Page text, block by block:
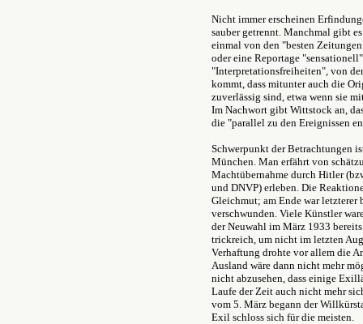
Nicht immer erscheinen
sauber getrennt. Manchmal gibt
einmal von den "besten
oder eine Reportage
"Interpretationsfreiheiten", von
kommt, dass mitunter auch die
zuverlässig sind, etwa wenn sie
Im Nachwort gibt Wittstock an,
die "parallel zu den Ereignissen
Schwerpunkt der Betrachtungen
München. Man erfährt von
Machtübernahme durch Hitler
und DNVP) erleben. Die
Gleichmut; am Ende war
verschwunden. Viele Künstler
der Neuwahl im März 1933
trickreich, um nicht im letzten
Verhaftung drohte vor allem die
Ausland wäre dann nicht mehr
nicht abzusehen, dass einige
Laufe der Zeit auch nicht mehr
vom 5. März begann der
Exil schloss sich für die meisten.